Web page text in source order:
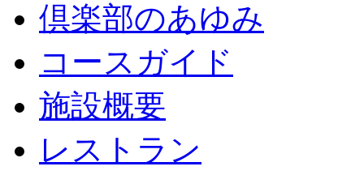
倶楽部のあゆみ
コースガイド
施設概要
レストラン